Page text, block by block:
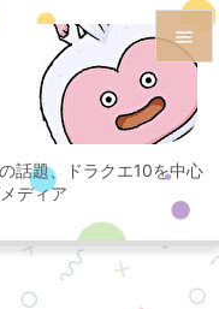
話題、ドラクエ10を中心
ディア

メニュ

サイド

次へ